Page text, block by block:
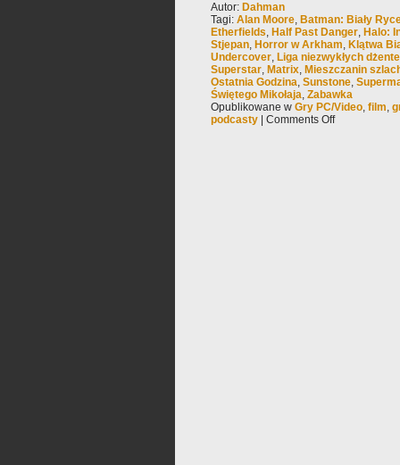
Autor: Dahman
Tagi: Alan Moore, Batman: Biały
Etherfields, Half Past Danger, Halo:
Stjepan, Horror w Arkham, Klątwa
Undercover, Liga niezwykłych
Superstar, Matrix, Mieszczanin
Ostatnia Godzina, Sunstone,
Świętego Mikołaja, Zabawka
Opublikowane w Gry PC/Video, film,
podcasty
Comments Off